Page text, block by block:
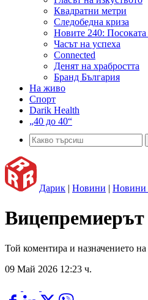
Квадратни метри
Следобедна криза
Новите 240: Посоката
Часът на успеха
Connected
Денят на храбростта
Бранд България
На живо
Спорт
Darik Health
„40 до 40“
Дарик | Новини | Новини
Той коментира и назначението
09 Май 2026 12:23 ч.